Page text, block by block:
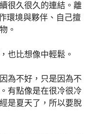
很久很久的連結。離
環境與夥伴、自己擅
。
也比想像中輕鬆。
為不好，只是因為不
有點像是在很冷很冷
是夏天了，所以要脫